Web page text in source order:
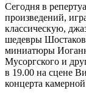
Сегодня в
произведений,
классическую,
шедевры
миниатюры
Мусоргского и
в 19.00 на сцене
концерта